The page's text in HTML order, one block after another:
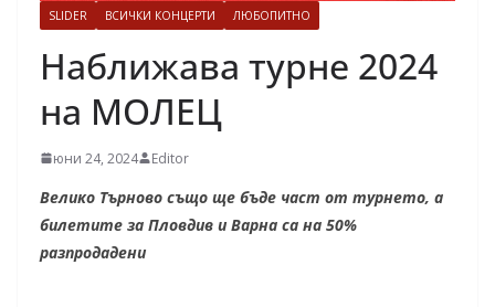
SLIDER ВСИЧКИ КОНЦЕРТИ ЛЮБОПИТНО
Наближава турне 2024
на МОЛЕЦ
юни 24, 2024 Editor
Велико Търново също ще бъде част от турнето, а
билетите за Пловдив и Варна са на 50%
разпродадени